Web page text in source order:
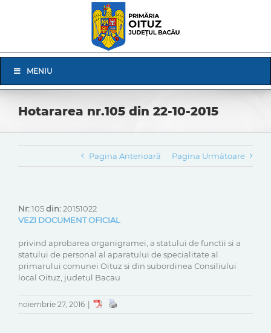
Navigation
MENIU
Hotararea nr.105 din 22-10-2015
Pagina Anterioară Pagina Următoare
Nr:105din:20151022
VEZI DOCUMENT OFICIAL
privind aprobarea organigramei, a statului de functii si a
statului de personal al aparatului de specialitate al
primarului comunei Oituz si din subordinea Consiliului
local Oituz, judetul Bacau
noiembrie 27, 2016